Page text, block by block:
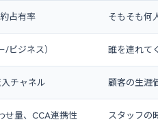
占有率 そもそも何
ビジネス） 誰を連れて
チャネル 顧客の生涯
せ量、CCA連携性 スタッフの